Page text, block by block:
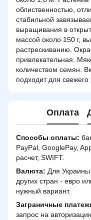
облиственностью,
стабильной
выращивания в
массой около 150 г,
растрескиванию.
привлекательная.
количеством семян.
подходит для
Оплата
Способы оплаты:
PayPal, GooglePay,
расчет, SWIFT.
Валюта: Для Украины
других стран - евро
нужный вариант.
Заграничные
запрос на